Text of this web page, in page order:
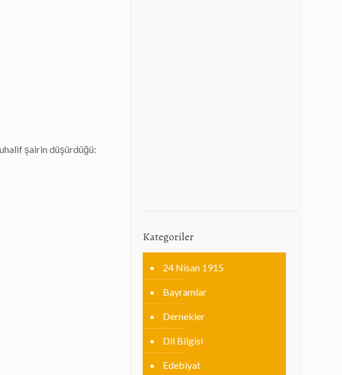
şairin düşürdüğü:
Kategoriler
24 Nisan 1915
Bayramlar
Dernekler
Dil Bilgisi
Edebiyat